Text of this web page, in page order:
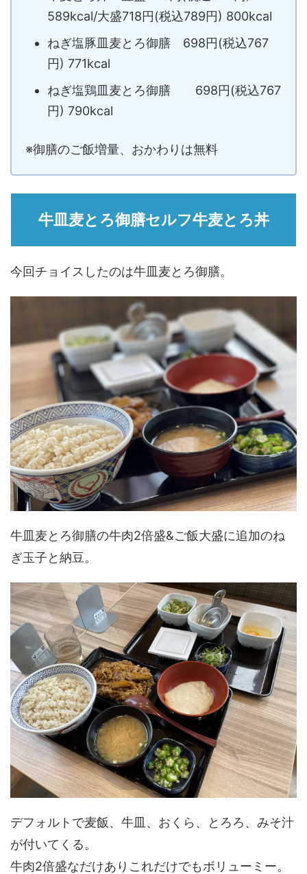
589kcal/大盛718円(税込789円) 800kcal
ねぎ塩豚皿麦とろ御膳 698円(税込767
円) 771kcal
ねぎ塩鶏皿麦とろ御膳 698円(税込767
円) 790kcal
※御膳のご飯増量、おかわりは無料
牛皿麦とろ御膳セルフ牛麦とろ丼
今回チョイスしたのは牛皿麦とろ御膳。
牛皿麦とろ御膳の牛肉2倍盛&ご飯大盛に追加のね
ぎ玉子と納豆。
デフォルトで麦飯、牛皿、おくら、とろろ、みそ汁
が付いてくる。
牛肉2倍盛なだけありこれだけでもボリューミー。